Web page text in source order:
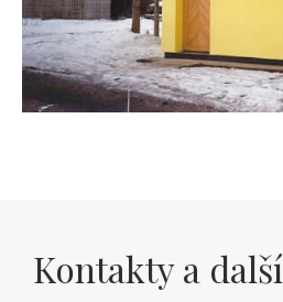
Kontakty a další